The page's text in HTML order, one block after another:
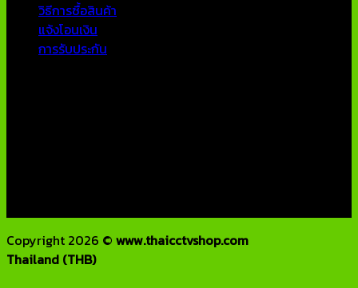
วิธีการซื้อสินค้า
แจ้งโอนเงิน
การรับประกัน
Copyright 2026 © www.thaicctvshop.com
Thailand (THB)